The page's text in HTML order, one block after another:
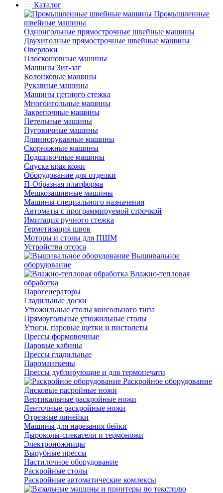
Каталог
Промышленные
швейные машины
Одноигольные прямострочные швейные машины
Двухиголные прямострочные швейные машины
Оверлоки
Плоскошовные машины
Машины Зиг-заг
Колонковые машины
Рукавные машины
Машины цепного стежка
Многоигольные машины
Закрепочные машины
Петельные машины
Пуговичные машины
Длиннорукавные машины
Скорняжные машины
Подшивочные машины
Спуска края кожи
Оборудование для отделки
П-Образная платформа
Мешкозашивные машины
Машины специального назначения
Автоматы с программируемой строчкой
Имитация ручного стежка
Герметизация швов
Моторы и столы для ПШМ
Устройства отсоса
Вышивальное
оборудование
Влажно-тепловая
обработка
Парогенераторы
Гладильные доски
Утюжильные столы консольного типа
Прямоугольные утюжильные столы
Утюги, паровые щетки и пистолеты
Прессы формовочные
Паровые кабины
Прессы гладильные
Пароманекены
Прессы дублирующие и для термопечати
Раскройное оборудование
Дисковые расройные ножи
Вертикальные раскройные ножи
Ленточные раскройные ножи
Отрезные линейки
Машины для нарезания бейки
Дыроколы-спекатели и термоножи
Электроножницы
Вырубные прессы
Настилочное оборудование
Раскройные столы
Раскройные автоматические комлексы